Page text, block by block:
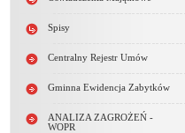
Spisy
Centralny Rejestr Umów
Gminna Ewidencja Zabytków
ANALIZA ZAGROŻEŃ -
WOPR